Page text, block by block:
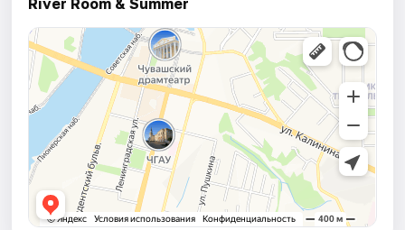
River Room & Summer